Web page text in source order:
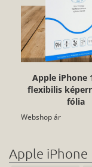
Apple iPhone
flexibilis
fólia
Webshop ár
Apple iPhone